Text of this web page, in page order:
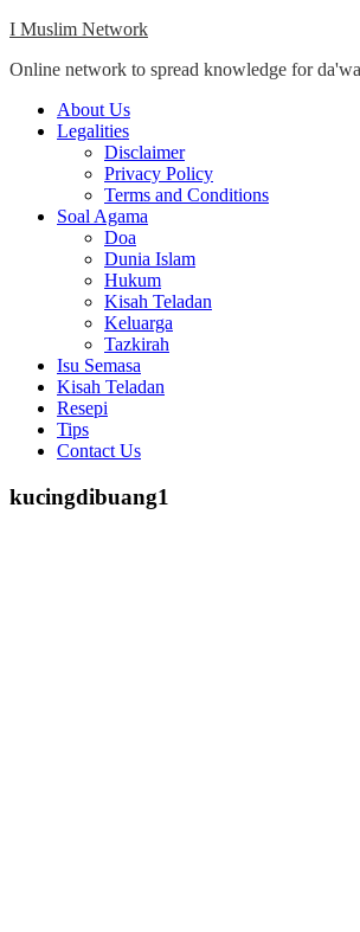
Skip
content
I Muslim Network
Online network to spread knowledge for
Close
Menu
About Us
Legalities
Disclaimer
Privacy Policy
Terms and Conditions
Soal Agama
Doa
Dunia Islam
Hukum
Kisah Teladan
Keluarga
Tazkirah
Isu Semasa
Kisah Teladan
Resepi
Tips
Contact Us
kucingdibuang1